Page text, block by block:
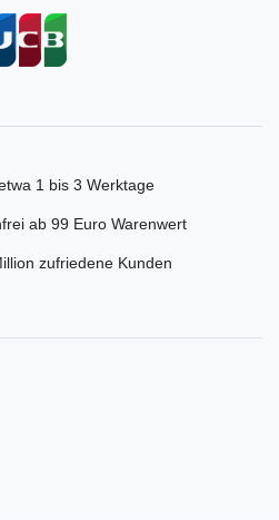
1 bis 3 Werktage
ab 99 Euro Warenwert
zufriedene Kunden